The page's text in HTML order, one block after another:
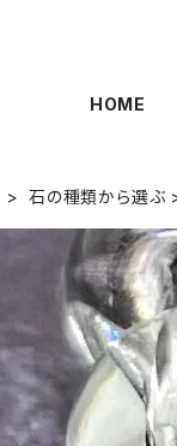
HOME
石の種類から選ぶ